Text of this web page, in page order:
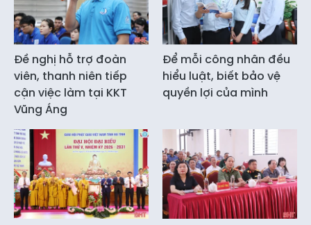
Đề nghị hỗ trợ đoàn
viên, thanh niên tiếp
cận việc làm tại KKT
Vũng Áng
Để mỗi công nhân đều
hiểu luật, biết bảo vệ
quyền lợi của mình